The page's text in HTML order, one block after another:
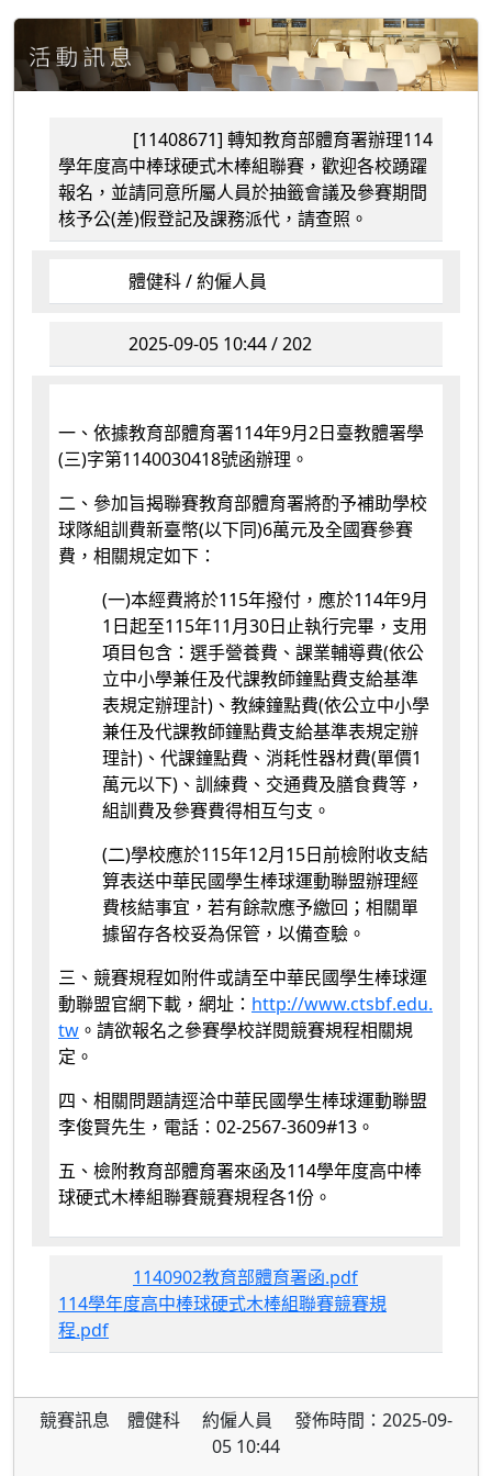
[11408671] 轉知教育部體育署辦理114
學年度高中棒球硬式木棒組聯賽，歡迎各校踴躍
報名，並請同意所屬人員於抽籤會議及參賽期間
核予公(差)假登記及課務派代，請查照。
體健科 / 約僱人員
2025-09-05 10:44 / 202
一、依據教育部體育署114年9月2日臺教體署學
(三)字第1140030418號函辦理。
二、參加旨揭聯賽教育部體育署將酌予補助學校
球隊組訓費新臺幣(以下同)6萬元及全國賽參賽
費，相關規定如下：
(一)本經費將於115年撥付，應於114年9月
1日起至115年11月30日止執行完畢，支用
項目包含：選手營養費、課業輔導費(依公
立中小學兼任及代課教師鐘點費支給基準
表規定辦理計)、教練鐘點費(依公立中小學
兼任及代課教師鐘點費支給基準表規定辦
理計)、代課鐘點費、消耗性器材費(單價1
萬元以下)、訓練費、交通費及膳食費等，
組訓費及參賽費得相互勻支。
(二)學校應於115年12月15日前檢附收支結
算表送中華民國學生棒球運動聯盟辦理經
費核結事宜，若有餘款應予繳回；相關單
據留存各校妥為保管，以備查驗。
三、競賽規程如附件或請至中華民國學生棒球運
動聯盟官網下載，網址： http://www.ctsbf.edu.
tw 。請欲報名之參賽學校詳閱競賽規程相關規
定。
四、相關問題請逕洽中華民國學生棒球運動聯盟
李俊賢先生，電話：02-2567-3609#13。
五、檢附教育部體育署來函及114學年度高中棒
球硬式木棒組聯賽競賽規程各1份。
1140902教育部體育署函.pdf
114學年度高中棒球硬式木棒組聯賽競賽規
程.pdf
競賽訊息 體健科 約僱人員 發佈時間：2025-09-
05 10:44